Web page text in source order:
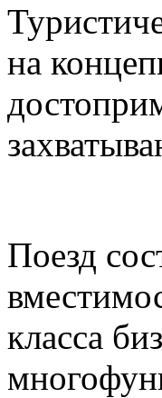
на
Поезд
класса